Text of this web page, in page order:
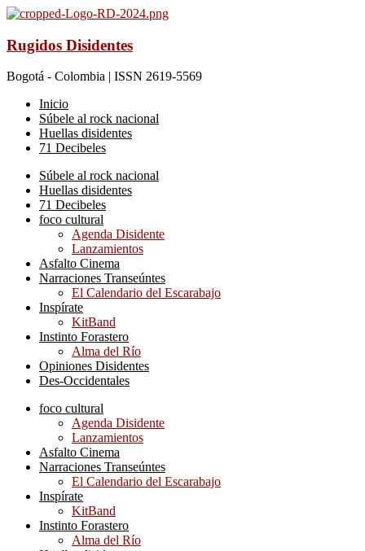
Rugidos Disidentes
Bogotá - Colombia | ISSN 2619-5569
Inicio
Súbele al rock nacional
Huellas disidentes
71 Decibeles
Súbele al rock nacional
Huellas disidentes
71 Decibeles
foco cultural
Agenda Disidente
Lanzamientos
Asfalto Cinema
Narraciones Transeúntes
El Calendario del Escarabajo
Inspírate
KitBand
Instinto Forastero
Alma del Río
Opiniones Disidentes
Des-Occidentales
foco cultural
Agenda Disidente
Lanzamientos
Asfalto Cinema
Narraciones Transeúntes
El Calendario del Escarabajo
Inspírate
KitBand
Instinto Forastero
Alma del Río